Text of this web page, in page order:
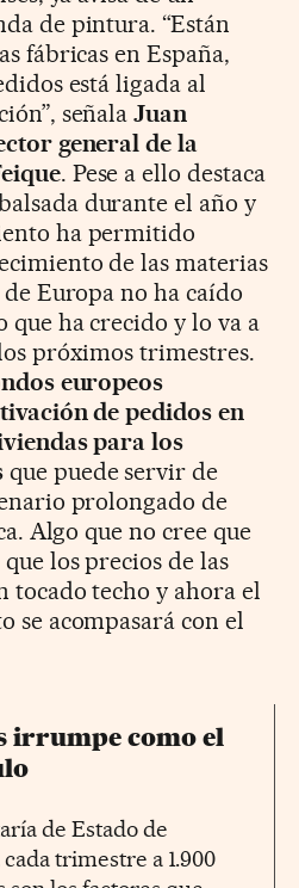
de pintura. “Están
fábricas en España,
está ligada al
señalaJuan
general de la
. Pese a ello destaca
durante el año y
ha permitido
de las materias
Europa no ha caído
que ha crecido y lo va a
próximos trimestres.
europeos
de pedidos en
para los
que puede servir de
prolongado de
Algo que no cree que
los precios de las
tocado techo y ahora el
acompasará con el
irrumpe como el
de Estado de
trimestre a 1.900